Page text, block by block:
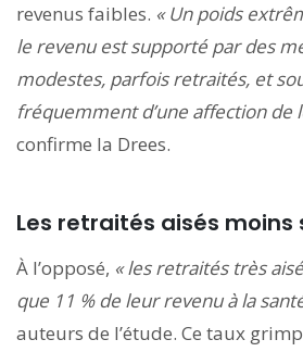
revenus faibles. «Un poids
le revenu est supporté par des
modestes, parfois retraités, et
fréquemment d’une affection de
confirme la Drees.
Les retraités aisés moins
À l’opposé, « les retraités très
que 11 % de leur revenu à la
auteurs de l’étude. Ce taux